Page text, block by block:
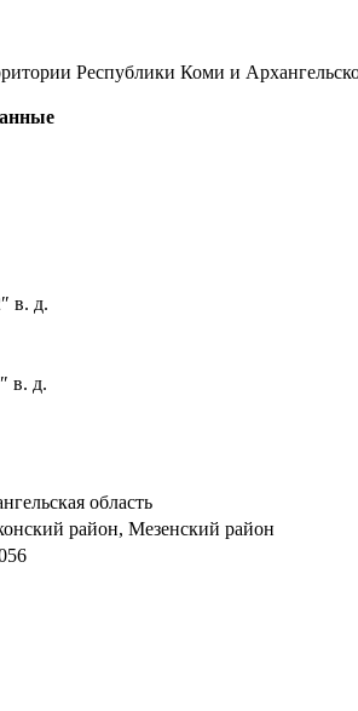
Республики Коми и
в. д.
в. д.
область
район, Мезенский район